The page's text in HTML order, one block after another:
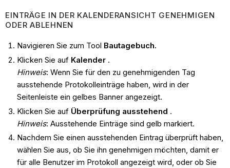
EINTRÄGE IN DER KALENDERANSICHT GENEHMIGEN
ODER ABLEHNEN
Navigieren Sie zum Tool Bautagebuch.
Klicken Sie auf Kalender.
Hinweis: Wenn Sie für den zu genehmigenden Tag
ausstehende Protokolleinträge haben, wird in der
Seitenleiste ein gelbes Banner angezeigt.
Klicken Sie auf Überprüfung ausstehend .
Hinweis: Ausstehende Einträge sind gelb markiert.
Nachdem Sie einen ausstehenden Eintrag überprüft haben,
wählen Sie aus, ob Sie ihn genehmigen möchten, damit er
für alle Benutzer im Protokoll angezeigt wird, oder ob Sie